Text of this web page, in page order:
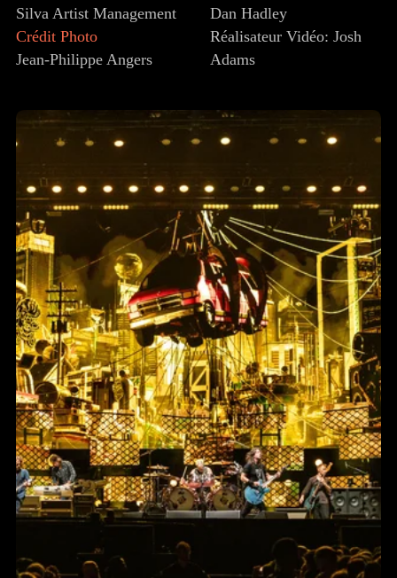
Silva Artist Management
Crédit Photo
Jean-Philippe Angers
Dan Hadley
Réalisateur Vidéo: Josh
Adams